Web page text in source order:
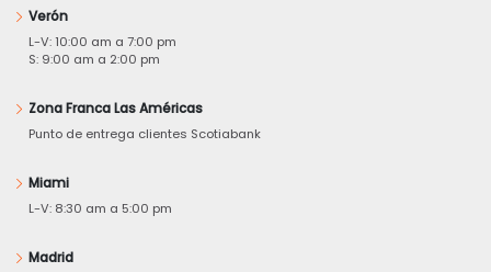
Verón
L-V: 10:00 am a 7:00 pm
S: 9:00 am a 2:00 pm
Zona Franca Las Américas
Punto de entrega clientes Scotiabank
Miami
L-V: 8:30 am a 5:00 pm
Madrid